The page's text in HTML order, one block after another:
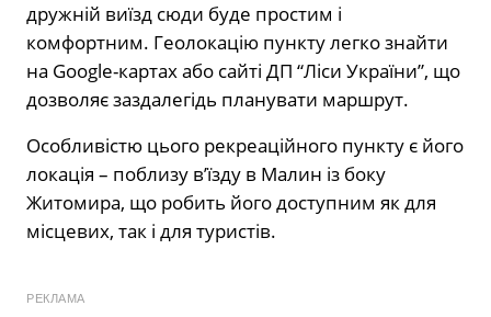
дружній виїзд сюди буде простим і
комфортним. Геолокацію пункту легко знайти
на Google-картах або сайті ДП “Ліси України”, що
дозволяє заздалегідь планувати маршрут.
Особливістю цього рекреаційного пункту є його
локація – поблизу в’їзду в Малин із боку
Житомира, що робить його доступним як для
місцевих, так і для туристів.
РЕКЛАМА